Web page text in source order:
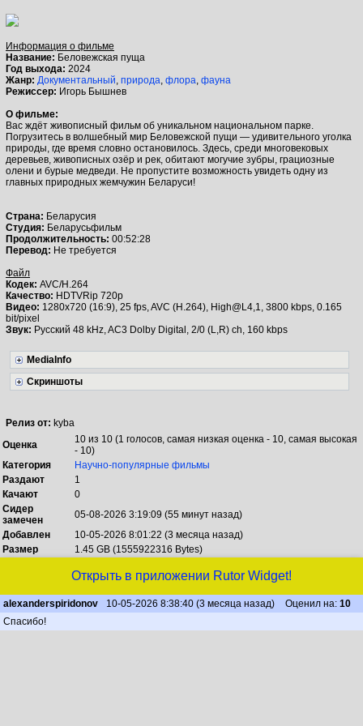
Информация о фильме
Название: Беловежская пуща
Год выхода: 2024
Жанр: Документальный, природа, флора, фауна
Режиссер: Игорь Бышнев
О фильме:
Вас ждёт живописный фильм об уникальном национальном парке.
Погрузитесь в волшебный мир Беловежской пущи — удивительного уголка
природы, где время словно остановилось. Здесь, среди многовековых
деревьев, живописных озёр и рек, обитают могучие зубры, грациозные
олени и бурые медведи. Не пропустите возможность увидеть одну из
главных природных жемчужин Беларуси!
Страна: Беларусия
Студия: Беларусьфильм
Продолжительность: 00:52:28
Перевод: Не требуется
Файл
Кодек: AVC/H.264
Качество: HDTVRip 720p
Видео: 1280x720 (16:9), 25 fps, AVC (H.264), High@L4,1, 3800 kbps, 0.165
bit/pixel
Звук: Русский 48 kHz, AC3 Dolby Digital, 2/0 (L,R) ch, 160 kbps
MediaInfo
Скриншоты
Релиз от: kyba
Оценка
10 из 10 (1 голосов, самая низкая оценка - 10, самая высокая
- 10)
Категория
Научно-популярные фильмы
Раздают
1
Качают
0
Сидер
замечен
05-08-2026 3:19:09 (55 минут назад)
Добавлен
10-05-2026 8:01:22 (3 месяца назад)
Размер
1.45 GB (1555922316 Bytes)
Открыть в приложении Rutor Widget!
alexanderspiridonov 10-05-2026 8:38:40 (3 месяца назад) Оценил на: 10
Спасибо!